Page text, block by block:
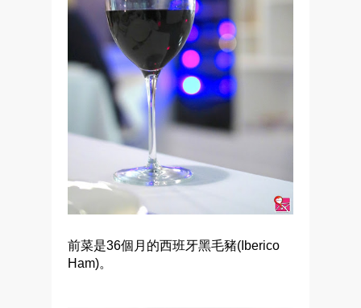
前菜是36個月的西班牙黑毛豬(Iberico
Ham)。